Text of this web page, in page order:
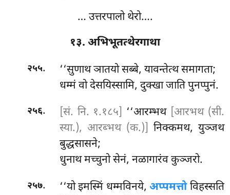
… उत्तरपालो थेरो….
१३. अभिभूतत्थेरगाथा
२५५.
‘‘सुणाथ ञातयो सब्बे, यावन्तेत्थ समागता;
धम्मं वो देसयिस्सामि, दुक्खा जाति पुनप्पुनं.
२५६. [सं. नि. १.१८५] ‘‘आरम्भथ [आरभथ (सी.
स्या.), आरब्भथ (क.)] निक्कमथ, युञ्जथ
बुद्धसासने;
धुनाथ मच्चुनो सेनं, नळागारंव कुञ्जरो.
२५७. ‘‘योइमस्मिं धम्मविनये,अप्पमत्तोविहस्सति